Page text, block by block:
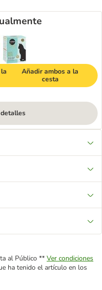
Añadir ambos a la
cesta
al Público ** Ver condiciones
ha tenido el artículo en los